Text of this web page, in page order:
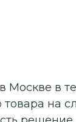
в
товара на